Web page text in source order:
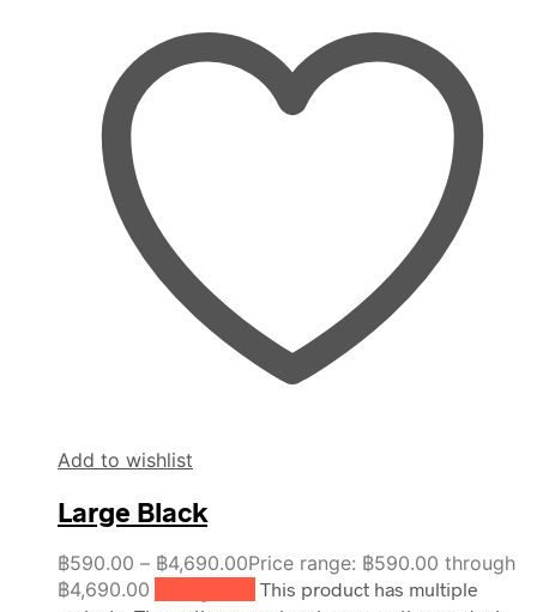
Add to wishlist
Large Black
฿590.00 – ฿4,690.00Price range: ฿590.00 through
฿4,690.00
This product has multiple